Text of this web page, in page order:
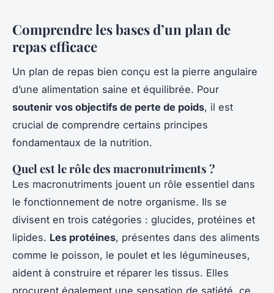
Comprendre les bases d’un plan de
repas efficace
Un plan de repas bien conçu est la pierre angulaire
d’une alimentation saine et équilibrée. Pour
soutenir vos objectifs de perte de poids, il est
crucial de comprendre certains principes
fondamentaux de la nutrition.
Quel est le rôle des macronutriments ?
Les macronutriments jouent un rôle essentiel dans
le fonctionnement de notre organisme. Ils se
divisent en trois catégories : glucides, protéines et
lipides. Les protéines, présentes dans des aliments
comme le poisson, le poulet et les légumineuses,
aident à construire et réparer les tissus. Elles
procurent également une sensation de satiété, ce